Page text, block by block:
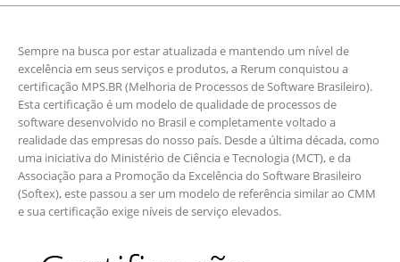
Sempre na busca por estar atualizada e mantendo um nível de
excelência em seus serviços e produtos, a Rerum conquistou a
certificação MPS.BR (Melhoria de Processos de Software Brasileiro).
Esta certificação é um modelo de qualidade de processos de
software desenvolvido no Brasil e completamente voltado a
realidade das empresas do nosso país. Desde a última década, como
uma iniciativa do Ministério de Ciência e Tecnologia (MCT), e da
Associação para a Promoção da Excelência do Software Brasileiro
(Softex), este passou a ser um modelo de referência similar ao CMM
e sua certificação exige níveis de serviço elevados.